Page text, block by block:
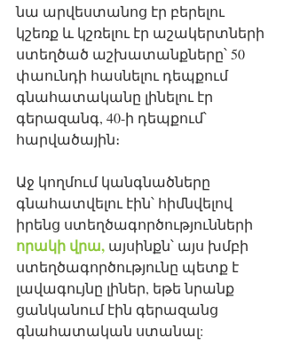
նա արվեստանոց էր բերելու
կշեռք և կշռելու էր աշակերտների
ստեղծած աշխատանքները՝ 50
փաունդի հասնելու դեպքում
գնահատականը լինելու էր
գերազանգ, 40-ի դեպքում՝
հարվածային։
Աջ կողմում կանգնածները
գնահատվելու էին՝ հիմնվելով
իրենց ստեղծագործությունների
որակի վրա, այսինքն՝ այս խմբի
ստեղծագործությունը պետք է
լավագույնը լիներ, եթե նրանք
ցանկանում էին գերազանց
գնահատական ստանալ: